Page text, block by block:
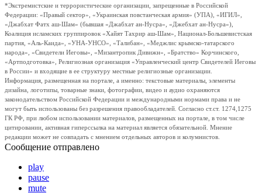
*Экстремистские и террористические организации, запрещенные в Российской
Федерации: «Правый сектор», «Украинская повстанческая армия» (УПА), «ИГИЛ»,
«Джабхат Фатх аш-Шам» (бывшая «Джабхат ан-Нусра», «Джебхат ан-Нусра»),
Коалиция исламских группировок «Хайят Тахрир аш-Шам», Национал-Большевистская
партия, «Аль-Каида», «УНА-УНСО», «Талибан», «Меджлис крымско-татарского
народа», «Свидетели Иеговы», «Мизантропик Дивижн», «Братство» Корчинского,
«Артподготовка», Религиозная организация «Управленческий центр Свидетелей Иеговы
в России» и входящие в ее структуру местные религиозные организации.
Информация, размещенная на портале, а именно: текстовые материалы, элементы
дизайна, логотипы, товарные знаки, фотографии, видео и аудио охраняются
законодательством Российской Федерации и международными нормами права и не
могут быть использованы без разрешения правообладателей. Согласно ст.ст. 1274,1275
ГК РФ, при любом использовании материалов, размещенных на портале, в том числе
цитировании, активная гиперссылка на материал является обязательной. Мнение
редакции может не совпадать с мнением отдельных авторов и колумнистов.
Сообщение отправлено
play
pause
mute